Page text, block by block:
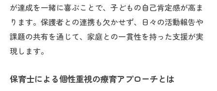
が達成を一緒に喜ぶことで、子どもの自己肯定感が高ま
ります。保護者との連携も欠かせず、日々の活動報告や
課題の共有を通じて、家庭との一貫性を持った支援が実
現します。
保育士による個性重視の療育アプローチとは